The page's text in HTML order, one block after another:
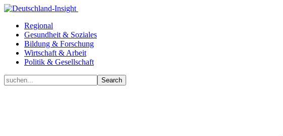
Regional
Gesundheit & Soziales
Bildung & Forschung
Wirtschaft & Arbeit
Politik & Gesellschaft